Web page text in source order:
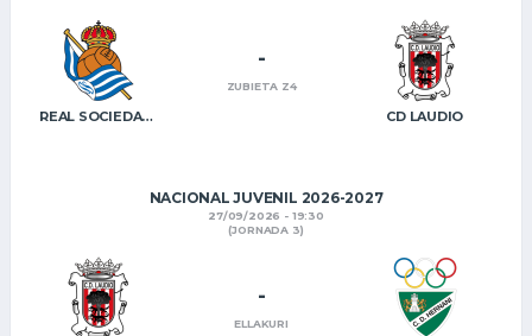
REAL SOCIEDAD B CD LAUDIO
-
ZUBIETA Z4
NACIONAL JUVENIL 2026-2027
27/09/2026 - 19:30
(JORNADA 3)
-
ELLAKURI